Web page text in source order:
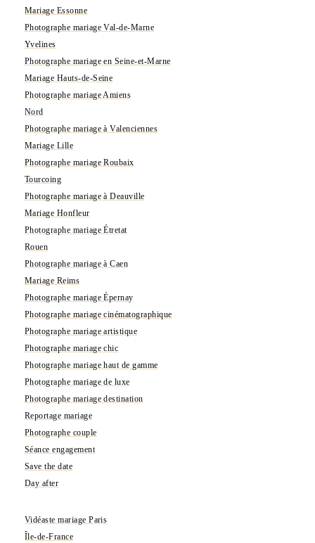
Mariage Essonne
Photographe mariage Val-de-Marne
Yvelines
Photographe mariage en Seine-et-Marne
Mariage Hauts-de-Seine
Photographe mariage Amiens
Nord
Photographe mariage à Valenciennes
Mariage Lille
Photographe mariage Roubaix
Tourcoing
Photographe mariage à Deauville
Mariage Honfleur
Photographe mariage Étretat
Rouen
Photographe mariage à Caen
Mariage Reims
Photographe mariage Épernay
Photographe mariage cinématographique
Photographe mariage artistique
Photographe mariage chic
Photographe mariage haut de gamme
Photographe mariage de luxe
Photographe mariage destination
Reportage mariage
Photographe couple
Séance engagement
Save the date
Day after
Vidéaste mariage Paris
Île-de-France